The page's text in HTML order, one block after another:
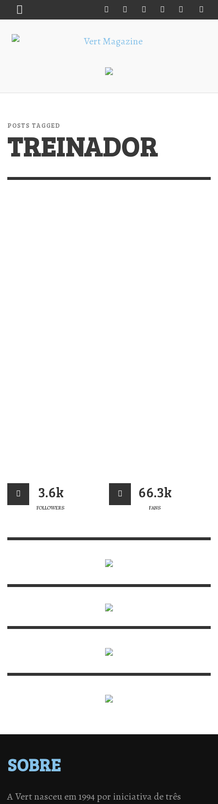
POSTS TAGGED
TREINADOR
3.6k
FOLLOWERS
66.3k
FANS
SOBRE
A Vert nasceu em 1994 por iniciativa de três